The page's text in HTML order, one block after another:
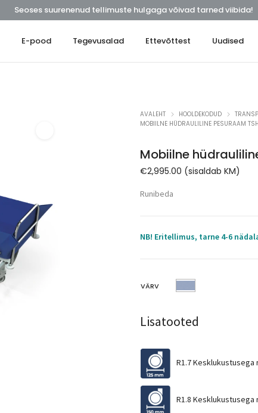
Seoses suurenenud tellimuste hulgaga võivad tarned viibida!
E-pood Tegevusalad Ettevõttest Uudised
AVALEHT HOOLDEKODUD
MOBIILNE HÜDRAULILINE PESURAAM
Mobiilne
€2,995.00 (sisaldab KM)
Runibeda
NB! Eritellimus, tarne 4-6
VÄRV
Lisatooted
R1.7
R1.8